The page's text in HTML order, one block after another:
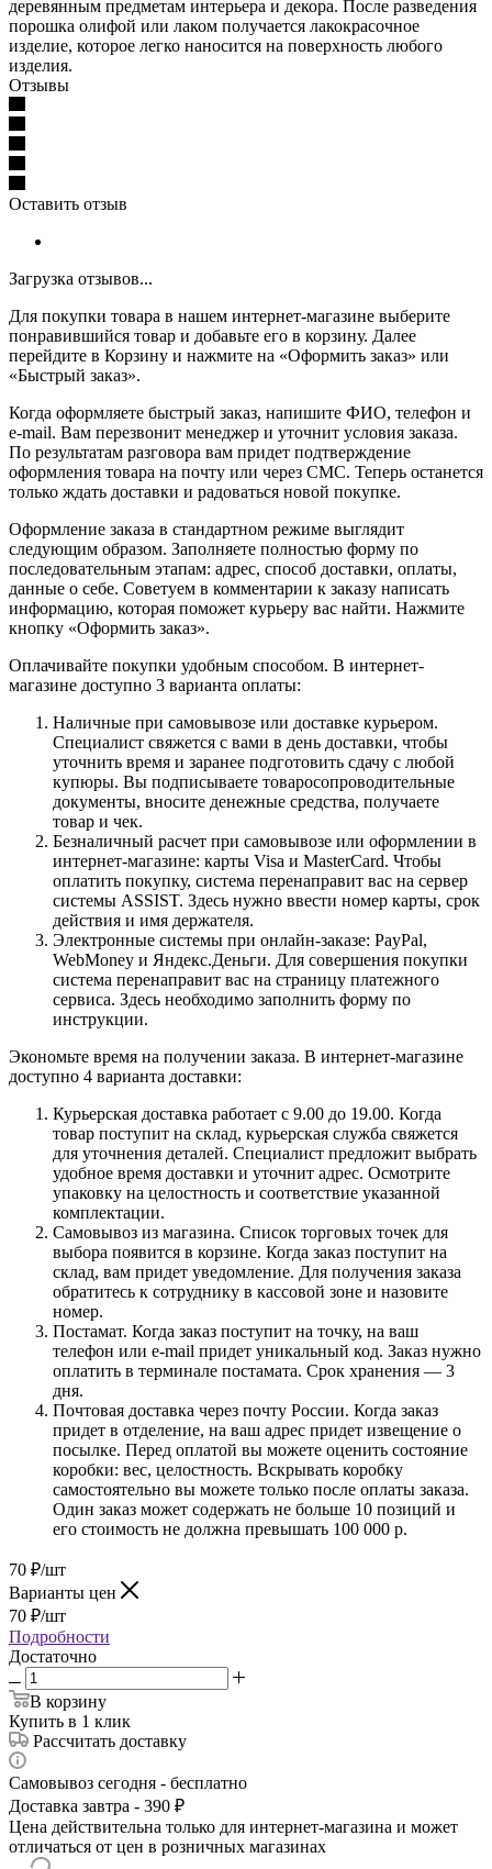
деревянным предметам интерьера и декора. После разведения
порошка олифой или лаком получается лакокрасочное
изделие, которое легко наносится на поверхность любого
изделия.
Отзывы
Оставить отзыв
Загрузка отзывов...
Для покупки товара в нашем интернет-магазине выберите
понравившийся товар и добавьте его в корзину. Далее
перейдите в Корзину и нажмите на «Оформить заказ» или
«Быстрый заказ».
Когда оформляете быстрый заказ, напишите ФИО, телефон и
e-mail. Вам перезвонит менеджер и уточнит условия заказа.
По результатам разговора вам придет подтверждение
оформления товара на почту или через СМС. Теперь останется
только ждать доставки и радоваться новой покупке.
Оформление заказа в стандартном режиме выглядит
следующим образом. Заполняете полностью форму по
последовательным этапам: адрес, способ доставки, оплаты,
данные о себе. Советуем в комментарии к заказу написать
информацию, которая поможет курьеру вас найти. Нажмите
кнопку «Оформить заказ».
Оплачивайте покупки удобным способом. В интернет-
магазине доступно 3 варианта оплаты:
Наличные при самовывозе или доставке курьером.
Специалист свяжется с вами в день доставки, чтобы
уточнить время и заранее подготовить сдачу с любой
купюры. Вы подписываете товаросопроводительные
документы, вносите денежные средства, получаете
товар и чек.
Безналичный расчет при самовывозе или оформлении в
интернет-магазине: карты Visa и MasterCard. Чтобы
оплатить покупку, система перенаправит вас на сервер
системы ASSIST. Здесь нужно ввести номер карты, срок
действия и имя держателя.
Электронные системы при онлайн-заказе: PayPal,
WebMoney и Яндекс.Деньги. Для совершения покупки
система перенаправит вас на страницу платежного
сервиса. Здесь необходимо заполнить форму по
инструкции.
Экономьте время на получении заказа. В интернет-магазине
доступно 4 варианта доставки:
Курьерская доставка работает с 9.00 до 19.00. Когда
товар поступит на склад, курьерская служба свяжется
для уточнения деталей. Специалист предложит выбрать
удобное время доставки и уточнит адрес. Осмотрите
упаковку на целостность и соответствие указанной
комплектации.
Самовывоз из магазина. Список торговых точек для
выбора появится в корзине. Когда заказ поступит на
склад, вам придет уведомление. Для получения заказа
обратитесь к сотруднику в кассовой зоне и назовите
номер.
Постамат. Когда заказ поступит на точку, на ваш
телефон или e-mail придет уникальный код. Заказ нужно
оплатить в терминале постамата. Срок хранения — 3
дня.
Почтовая доставка через почту России. Когда заказ
придет в отделение, на ваш адрес придет извещение о
посылке. Перед оплатой вы можете оценить состояние
коробки: вес, целостность. Вскрывать коробку
самостоятельно вы можете только после оплаты заказа.
Один заказ может содержать не больше 10 позиций и
его стоимость не должна превышать 100 000 р.
70 ₽/шт
Варианты цен
70 ₽/шт
Подробности
Достаточно
В корзину
Купить в 1 клик
Рассчитать доставку
Самовывоз сегодня - бесплатно
Доставка завтра - 390 ₽
Цена действительна только для интернет-магазина и может
отличаться от цен в розничных магазинах